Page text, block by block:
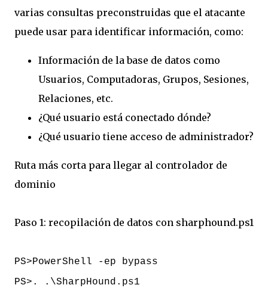
varias consultas preconstruidas que el atacante
puede usar para identificar información, como:
Información de la base de datos como
Usuarios, Computadoras, Grupos, Sesiones,
Relaciones, etc.
¿Qué usuario está conectado dónde?
¿Qué usuario tiene acceso de administrador?
Ruta más corta para llegar al controlador de
dominio
Paso 1: recopilación de datos con sharphound.ps1
PS>PowerShell -ep bypass
PS>. .\SharpHound.ps1